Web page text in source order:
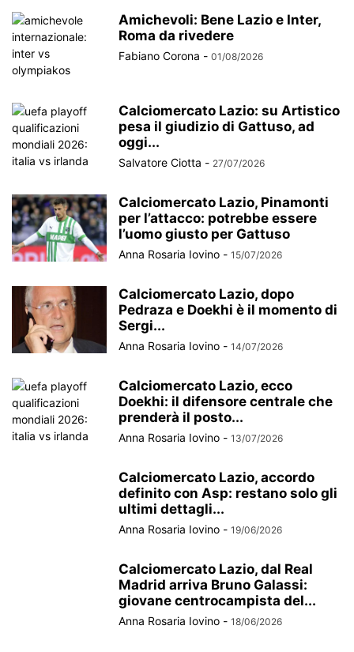
Amichevoli: Bene Lazio e Inter,
Roma da rivedere
Fabiano Corona - 01/08/2026
Calciomercato Lazio: su Artistico
pesa il giudizio di Gattuso, ad
oggi...
Salvatore Ciotta - 27/07/2026
Calciomercato Lazio, Pinamonti
per l’attacco: potrebbe essere
l’uomo giusto per Gattuso
Anna Rosaria Iovino - 15/07/2026
Calciomercato Lazio, dopo
Pedraza e Doekhi è il momento di
Sergi...
Anna Rosaria Iovino - 14/07/2026
Calciomercato Lazio, ecco
Doekhi: il difensore centrale che
prenderà il posto...
Anna Rosaria Iovino - 13/07/2026
Calciomercato Lazio, accordo
definito con Asp: restano solo gli
ultimi dettagli...
Anna Rosaria Iovino - 19/06/2026
Calciomercato Lazio, dal Real
Madrid arriva Bruno Galassi:
giovane centrocampista del...
Anna Rosaria Iovino - 18/06/2026